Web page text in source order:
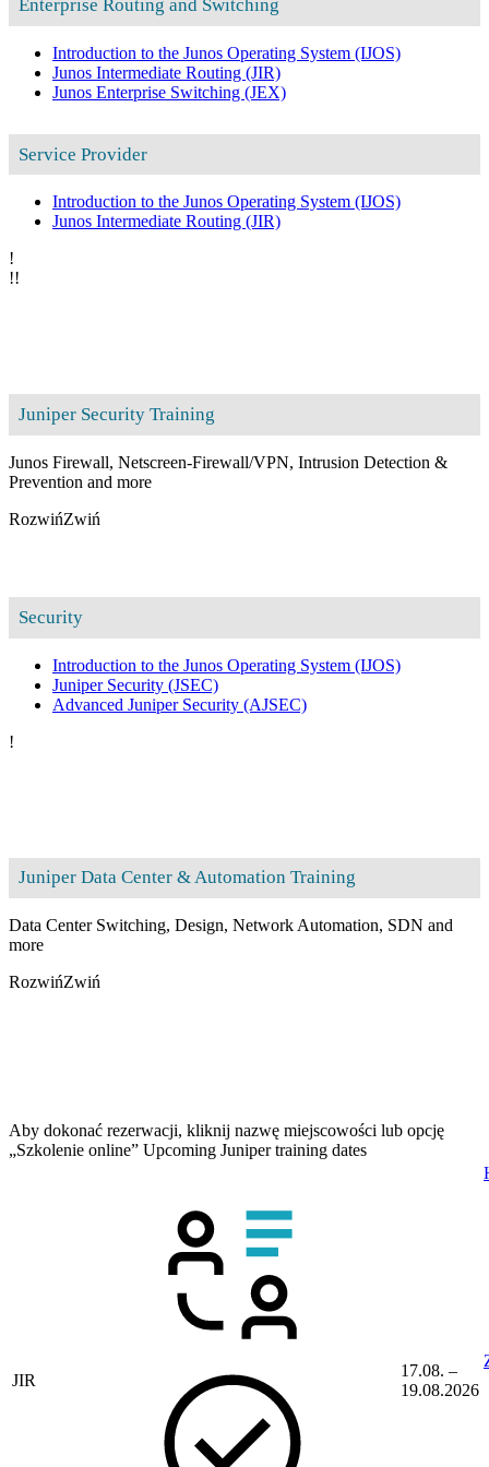
Enterprise Routing and Switching
Introduction to the Junos Operating System (IJOS)
Junos Intermediate Routing (JIR)
Junos Enterprise Switching (JEX)
Service Provider
Introduction to the Junos Operating System (IJOS)
Junos Intermediate Routing (JIR)
!
!!
Juniper Security Training
Junos Firewall, Netscreen-Firewall/VPN, Intrusion Detection &
Prevention and more
RozwińZwiń
Security
Introduction to the Junos Operating System (IJOS)
Juniper Security (JSEC)
Advanced Juniper Security (AJSEC)
!
Juniper Data Center & Automation Training
Data Center Switching, Design, Network Automation, SDN and
more
RozwińZwiń
Aby dokonać rezerwacji, kliknij nazwę miejscowości lub opcję
„Szkolenie online” Upcoming Juniper training dates
JIR
17.08. –
19.08.2026